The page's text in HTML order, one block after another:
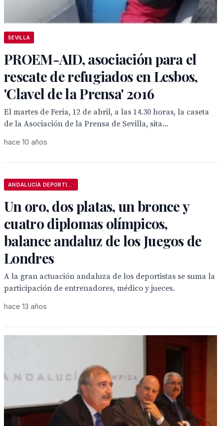
SEVILLA
PROEM-AID, asociación para el
rescate de refugiados en Lesbos,
'Clavel de la Prensa' 2016
El martes de Feria, 12 de abril, a las 14.30 horas, la caseta
de la Asociación de la Prensa de Sevilla, sita...
hace 10 años
Un oro, dos platas, un bronce y
cuatro diplomas olímpicos,
balance andaluz de los Juegos de
Londres
A la gran actuación andaluza de los deportistas se suma la
participación de entrenadores, médico y jueces.
hace 13 años